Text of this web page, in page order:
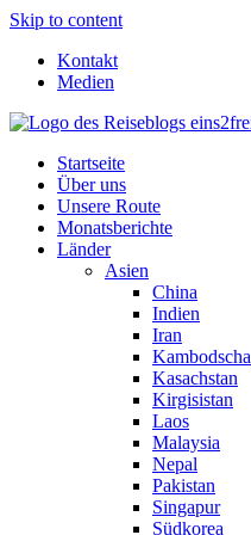
Skip to content
Kontakt
Medien
Startseite
Über uns
Unsere Route
Monatsberichte
Länder
Asien
China
Indien
Iran
Kambodscha
Kasachstan
Kirgisistan
Laos
Malaysia
Nepal
Pakistan
Singapur
Südkorea